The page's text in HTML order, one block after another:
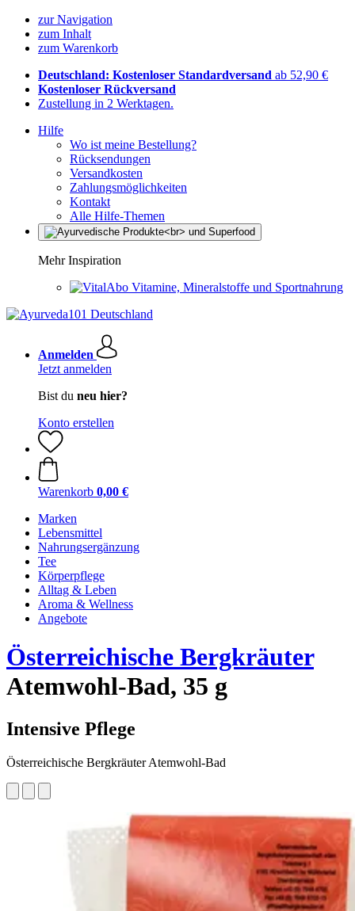
zur Navigation
zum Inhalt
zum Warenkorb
Deutschland: Kostenloser Standardversand ab 52,90 €
Kostenloser Rückversand
Zustellung in 2 Werktagen.
Hilfe
Wo ist meine Bestellung?
Rücksendungen
Versandkosten
Zahlungsmöglichkeiten
Kontakt
Alle Hilfe-Themen
Mehr Inspiration
Vitamine, Mineralstoffe und Sportnahrung
Anmelden
Jetzt anmelden
Bist du neu hier?
Konto erstellen
Warenkorb 0,00 €
Marken
Lebensmittel
Nahrungsergänzung
Tee
Körperpflege
Alltag & Leben
Aroma & Wellness
Angebote
Österreichische Bergkräuter
Atemwohl-Bad, 35 g
Intensive Pflege
Österreichische Bergkräuter Atemwohl-Bad